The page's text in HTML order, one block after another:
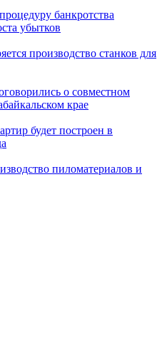
банкротства
убытков
производство станков для
о совместном
крае
будет построен в
пиломатериалов и